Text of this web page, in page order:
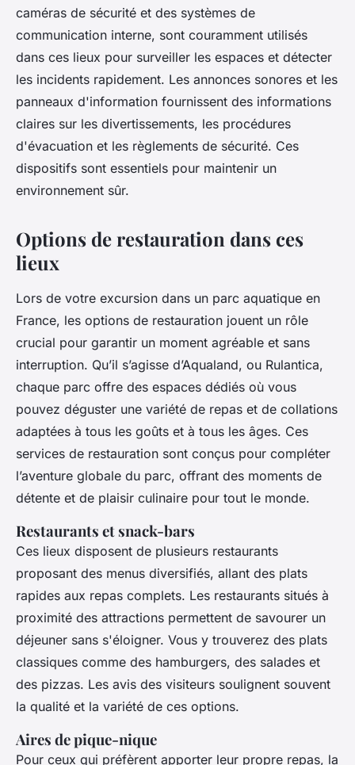
caméras de sécurité et des systèmes de
communication interne, sont couramment utilisés
dans ces lieux pour surveiller les espaces et détecter
les incidents rapidement. Les annonces sonores et les
panneaux d'information fournissent des informations
claires sur les divertissements, les procédures
d'évacuation et les règlements de sécurité. Ces
dispositifs sont essentiels pour maintenir un
environnement sûr.
Options de restauration dans ces
lieux
Lors de votre excursion dans un parc aquatique en
France, les options de restauration jouent un rôle
crucial pour garantir un moment agréable et sans
interruption. Qu’il s’agisse d’Aqualand, ou Rulantica,
chaque parc offre des espaces dédiés où vous
pouvez déguster une variété de repas et de collations
adaptées à tous les goûts et à tous les âges. Ces
services de restauration sont conçus pour compléter
l’aventure globale du parc, offrant des moments de
détente et de plaisir culinaire pour tout le monde.
Restaurants et snack-bars
Ces lieux disposent de plusieurs restaurants
proposant des menus diversifiés, allant des plats
rapides aux repas complets. Les restaurants situés à
proximité des attractions permettent de savourer un
déjeuner sans s'éloigner. Vous y trouverez des plats
classiques comme des hamburgers, des salades et
des pizzas. Les avis des visiteurs soulignent souvent
la qualité et la variété de ces options.
Aires de pique-nique
Pour ceux qui préfèrent apporter leur propre repas, la